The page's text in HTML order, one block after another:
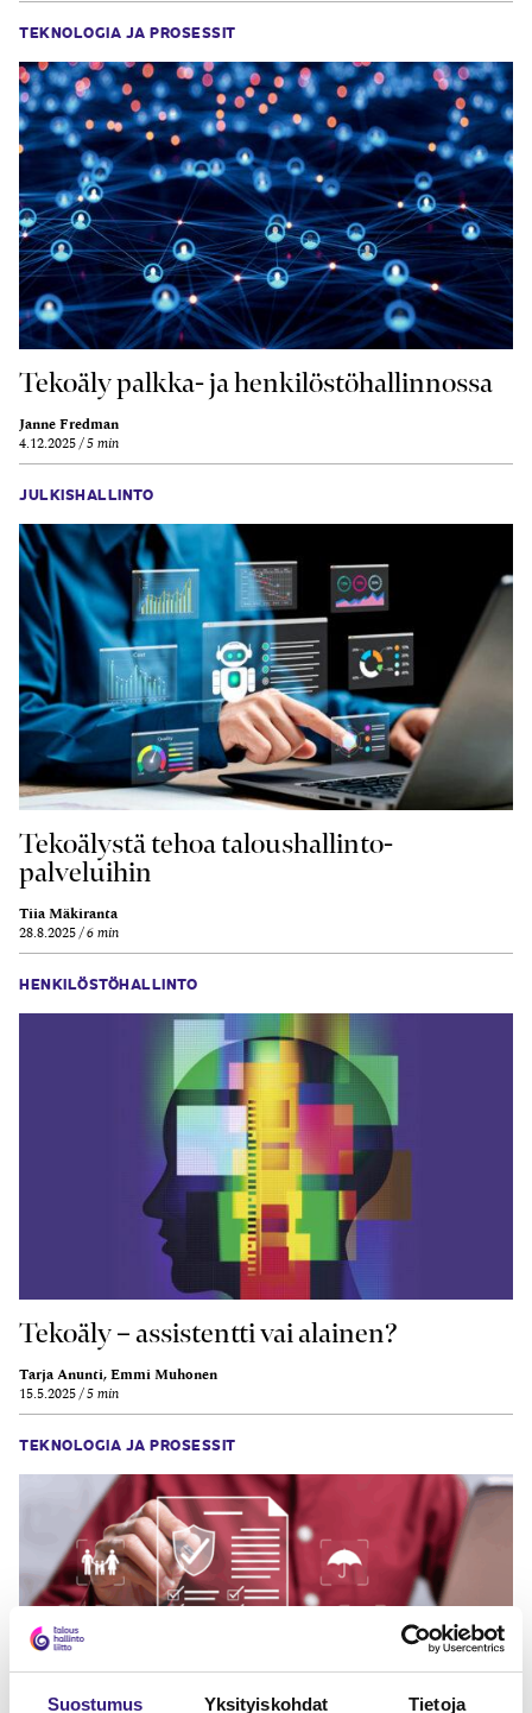
Suostumus Yksityiskohdat Tietoja
TEKNOLOGIA JA PROSESSIT
Tekoäly palkka- ja henkilöstöhallinnossa
Janne Fredman
4.12.2025 5 min
JULKISHALLINTO
Teko­älystä tehoa talous­hallinto­
palveluihin
Tiia Mäkiranta
28.8.2025 6 min
HENKILÖSTÖHALLINTO
Tekoäly – assistentti vai alainen?
Tarja Anunti, Emmi Muhonen
15.5.2025 5 min
TEKNOLOGIA JA PROSESSIT